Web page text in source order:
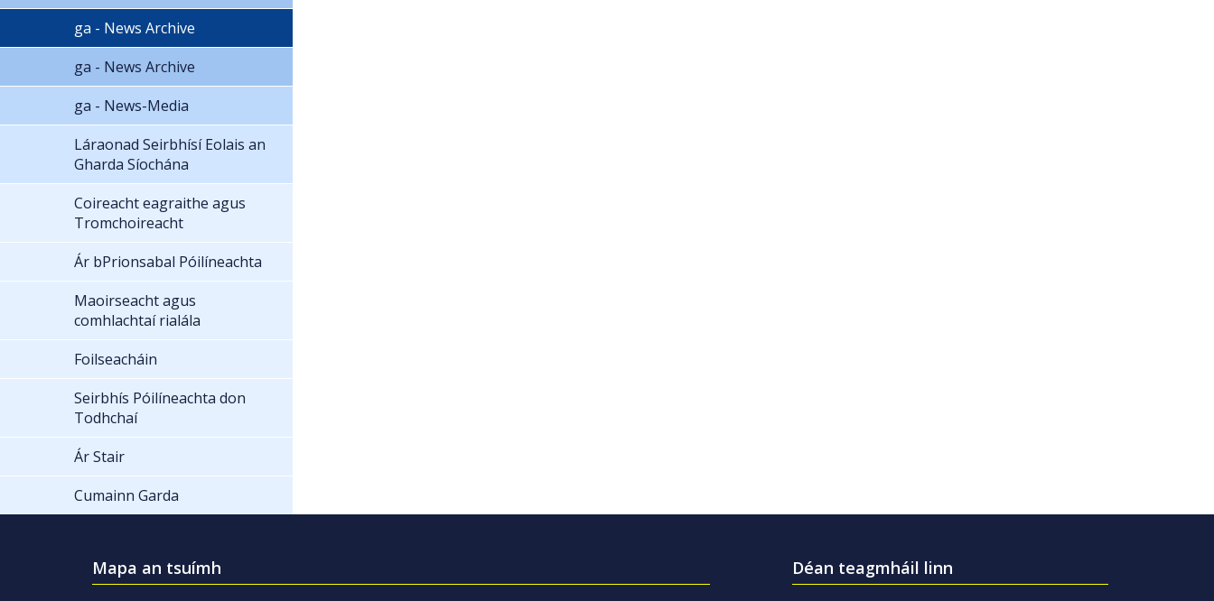
ga - News Archive
ga - News Archive
ga - News-Media
Láraonad Seirbhísí Eolais an
Gharda Síochána
Coireacht eagraithe agus
Tromchoireacht
Ár bPrionsabal Póilíneachta
Maoirseacht agus
comhlachtaí rialála
Foilseacháin
Seirbhís Póilíneachta don
Todhchaí
Ár Stair
Cumainn Garda
Mapa an tsuímh Déan teagmháil linn